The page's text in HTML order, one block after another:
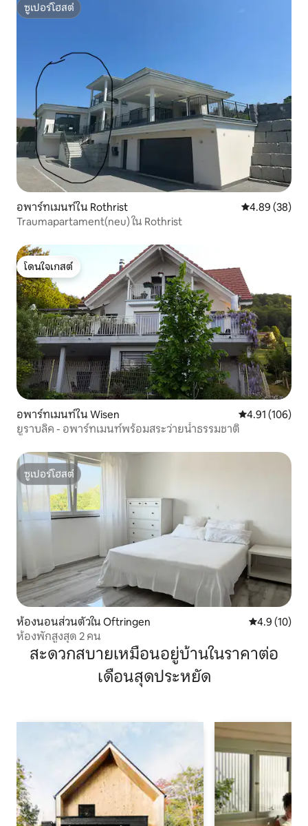
ซูเปอร์โฮสต์
ซูเปอร์โฮสต์
อพาร์ทเมนท์ใน Rothrist คะแนนเฉลี่ย
4.89 (38)
Traumapartament(neu) ใน Rothrist
โดนใจเกสต์
โดนใจเกสต์
อพาร์ทเมนท์ใน Wisen คะแนนเฉลี่ย
4.91 (106)
ยูราบลิค - อพาร์ทเมนท์พร้อมสระว่ายน้ำธรรมชาติ
ซูเปอร์โฮสต์
ซูเปอร์โฮสต์
ห้องนอนส่วนตัวใน Oftringen คะแนนเฉลี่ย
4.9 (10)
ห้องพักสูงสุด 2 คน
สะดวกสบายเหมือนอยู่บ้านในราคาต่อ
เดือนสุดประหยัด